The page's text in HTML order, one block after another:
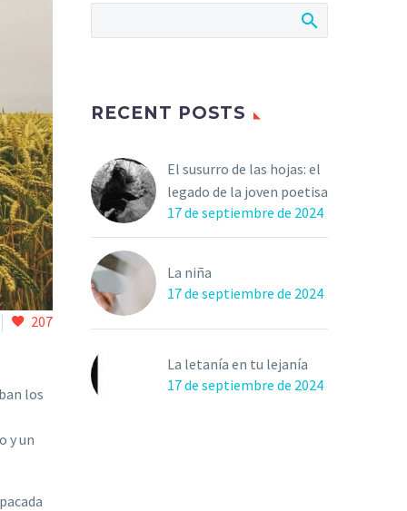
207
los
y un
RECENT POSTS
El susurro de las hojas: el
legado de la joven poetisa
17 de septiembre de 2024
La niña
17 de septiembre de 2024
La letanía en tu lejanía
17 de septiembre de 2024